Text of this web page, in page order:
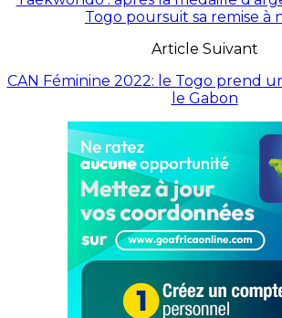
Togo poursuit sa remise à
Article Suivant
CAN Féminine 2022: le Togo prend
le Gabon